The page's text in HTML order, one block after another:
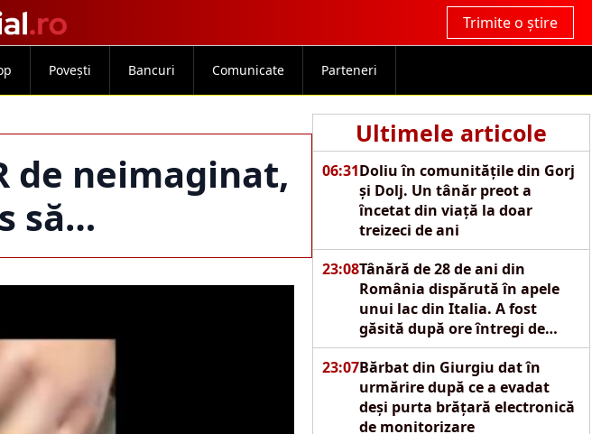
Trimite o știre
Povești Bancuri Comunicate Parteneri
de neimaginat,
să…
Ultimele articole
06:31Doliu în comunitățile din Gorj
și Dolj. Un tânăr preot a
încetat din viață la doar
treizeci de ani
23:08Tânără de 28 de ani din
România dispărută în apele
unui lac din Italia. A fost
găsită după ore întregi de
căutări
23:07Bărbat din Giurgiu dat în
urmărire după ce a evadat
deși purta brățară electronică
de monitorizare